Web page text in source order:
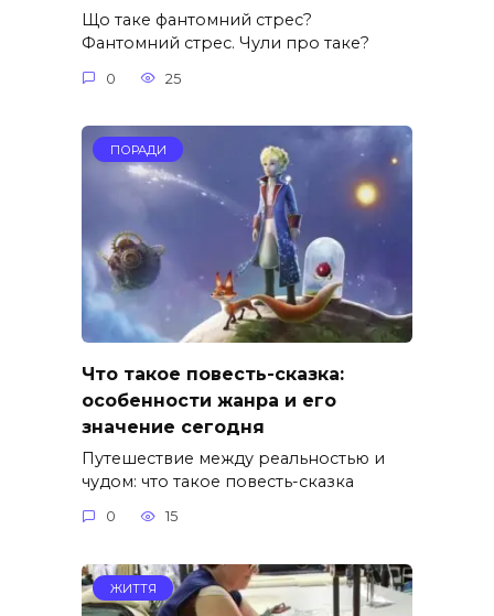
Що таке фантомний стрес?
Фантомний стрес. Чули про таке?
0 25
ПОРАДИ
Что такое повесть-сказка:
особенности жанра и его
значение сегодня
Путешествие между реальностью и
чудом: что такое повесть-сказка
0 15
ЖИТТЯ